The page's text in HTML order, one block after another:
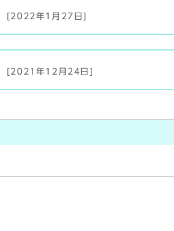
[2022年1月27日]
[2021年12月24日]